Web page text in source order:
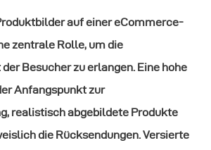
auf einer eCommerce-
zentrale Rolle, um die
Besucher zu erlangen. Eine hohe
Anfangspunkt zur
realistisch abgebildete Produkte
die Rücksendungen. Versierte